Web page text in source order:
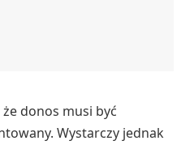
donos musi być
Wystarczy jednak